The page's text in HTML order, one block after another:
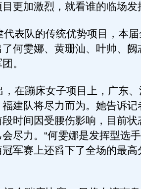
更加激烈，就看谁的临场发
表队的传统优势项目，本届
何雯娜、黄珊汕、叶帅、阙
。
在蹦床女子项目上，广东、
建队将尽力而为。她告诉记
时间因受腰伤影响，目前状
尽力。“何雯娜是发挥型选
军赛上还舀下了全场的最高